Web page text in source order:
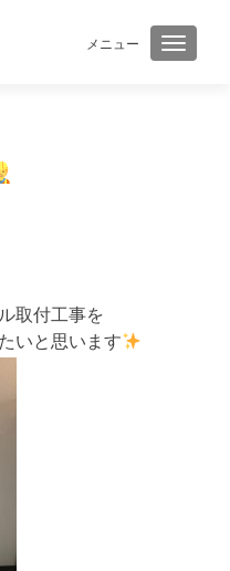
メニュー ナビゲ
取付工事を
いと思います